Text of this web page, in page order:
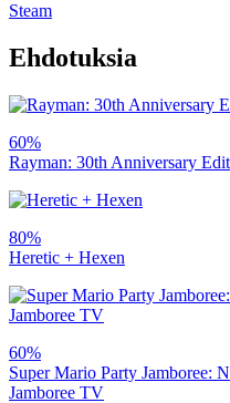
Steam
Ehdotuksia
60%
Rayman: 30th Anniversary
80%
Heretic + Hexen
60%
Super Mario Party Jamboree:
Jamboree TV